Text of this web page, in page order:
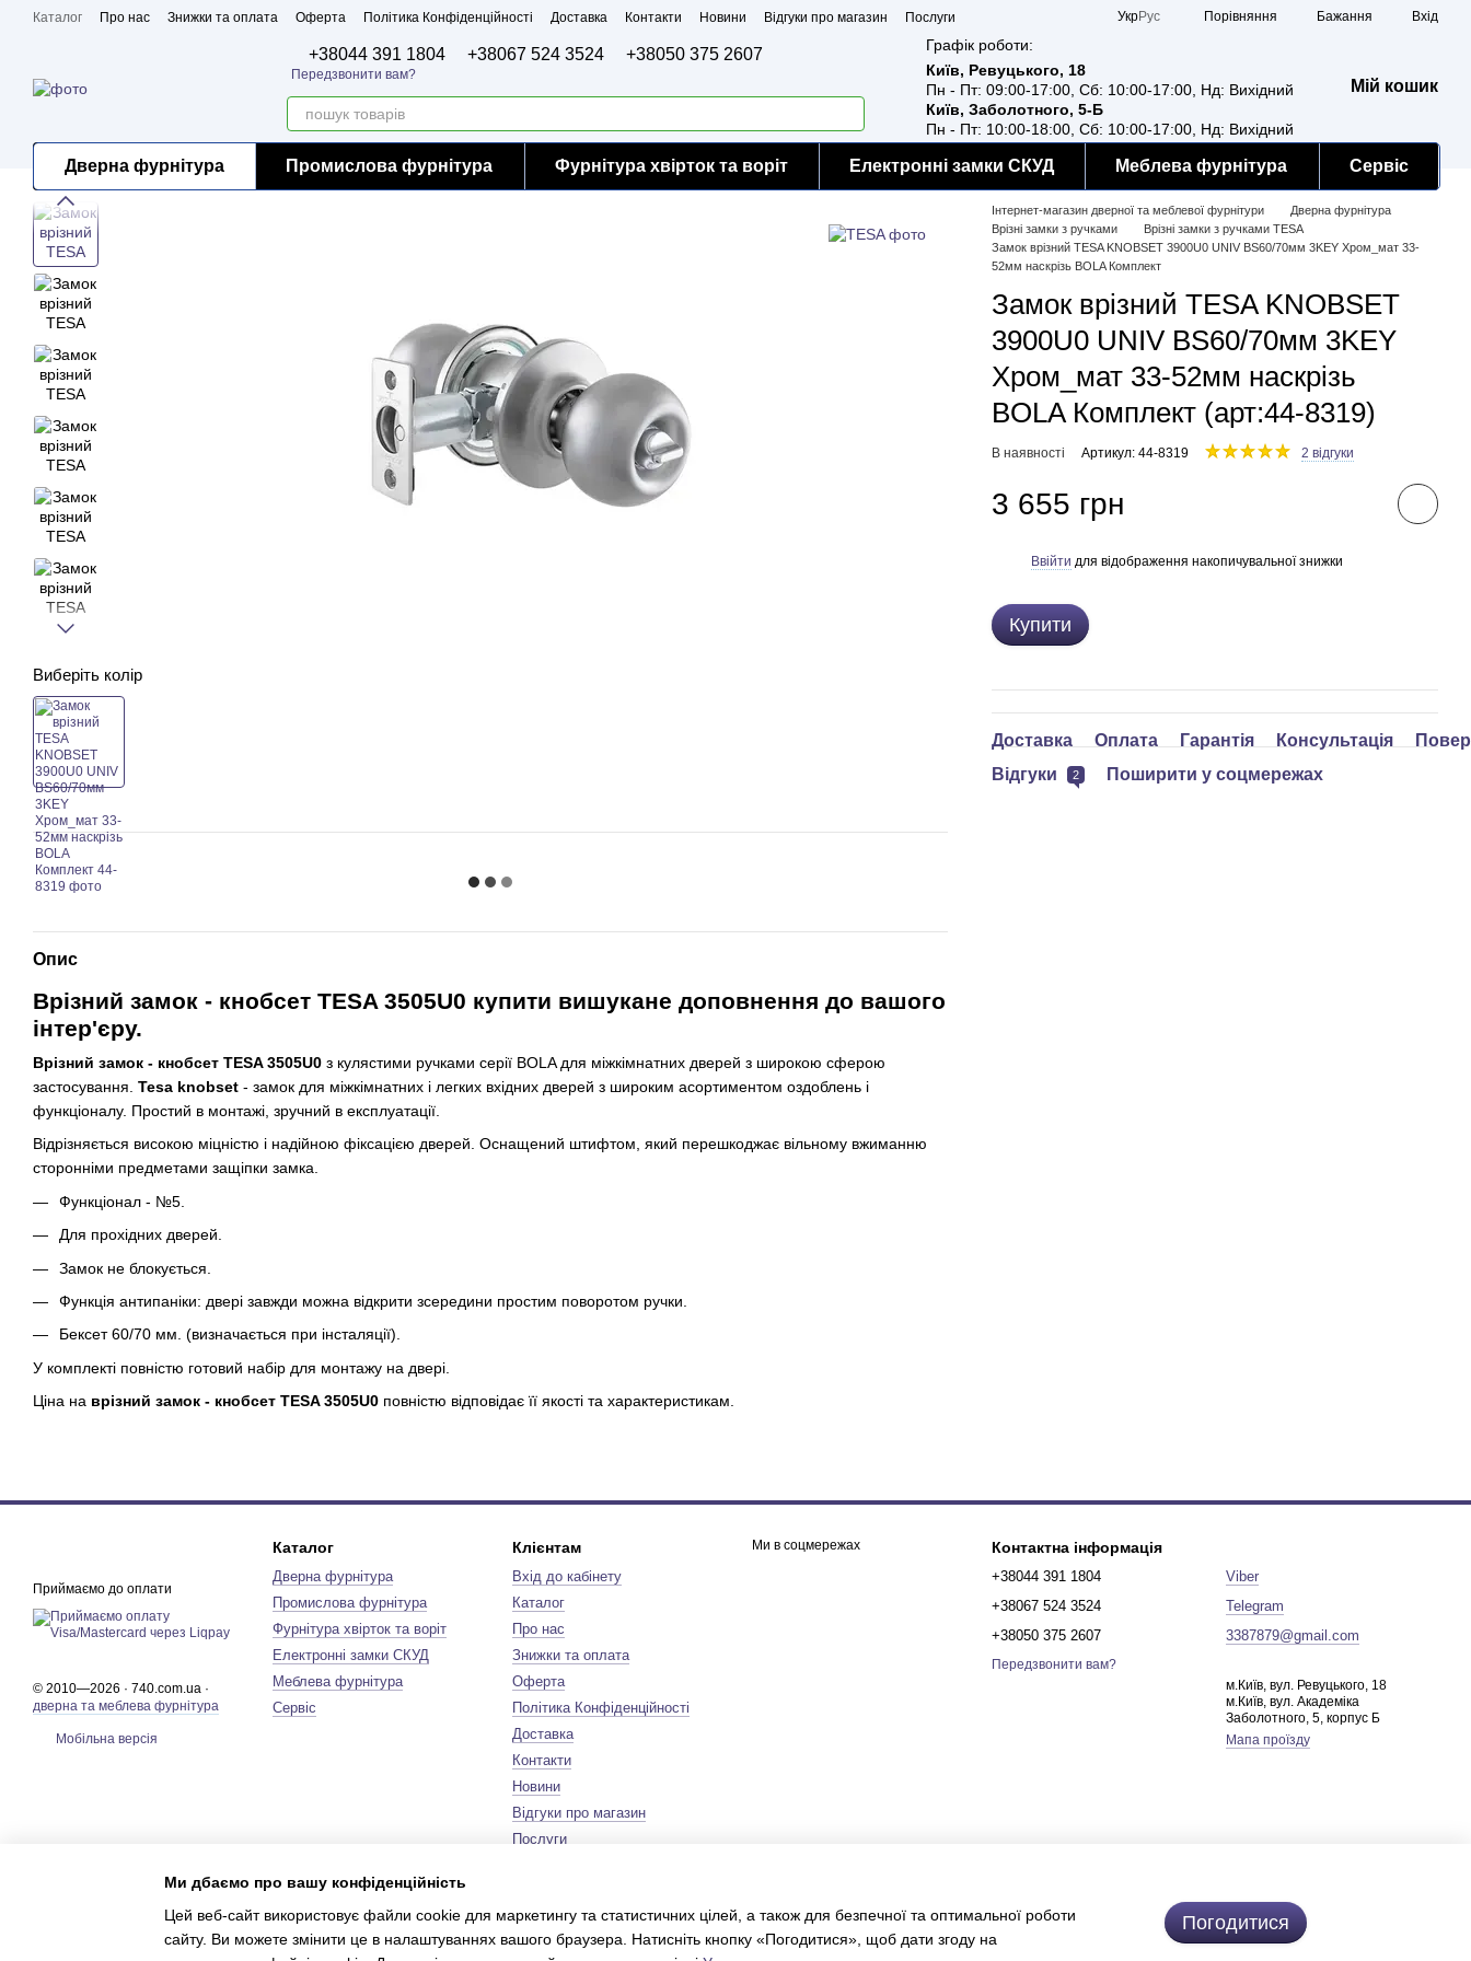
Перейти до основного контенту
Каталог Про нас Знижки та оплата Оферта Політика Конфіденційності Доставка Контакти Новини Відгуки про магазин
Послуги
УкрРус Порівняння Бажання Вхід
+38044 391 1804 +38067 524 3524 +38050 375 2607
Передзвонити вам?
Графік роботи:
Київ, Ревуцького, 18
Пн - Пт: 09:00-17:00, Сб: 10:00-17:00, Нд: Вихідний
Київ, Заболотного, 5-Б
Пн - Пт: 10:00-18:00, Сб: 10:00-17:00, Нд: Вихідний
Мій кошик
Дверна фурнітура Промислова фурнітура Фурнітура хвірток та воріт Електронні замки СКУД Меблева фурнітура Сервіс
Виберіть колір
Опис
Врізний замок - кнобсет TESA 3505U0 купити вишукане доповнення до вашого
інтер'єру.
Врізний замок - кнобсет TESA 3505U0 з кулястими ручками серії BOLA для міжкімнатних дверей з широкою сферою
застосування. Tesa knobset - замок для міжкімнатних і легких вхідних дверей з широким асортиментом оздоблень і
функціоналу. Простий в монтажі, зручний в експлуатації.
Відрізняється високою міцністю і надійною фіксацією дверей. Оснащений штифтом, який перешкоджає вільному вжиманню
сторонніми предметами защіпки замка.
Функціонал - №5.
Для прохідних дверей.
Замок не блокується.
Функція антипаніки: двері завжди можна відкрити зсередини простим поворотом ручки.
Бексет 60/70 мм. (визначається при інсталяції).
У комплекті повністю готовий набір для монтажу на двері.
Ціна на врізний замок - кнобсет TESA 3505U0 повністю відповідає її якості та характеристикам.
Інтернет-магазин дверної та меблевої фурнітури
Дверна фурнітура
Врізні замки з ручками
Врізні замки з ручками TESA
Замок врізний TESA KNOBSET 3900U0 UNIV BS60/70мм 3KEY Хром_мат 33-
52мм наскрізь BOLA Комплект
Замок врізний TESA KNOBSET
3900U0 UNIV BS60/70мм 3KEY
Хром_мат 33-52мм наскрізь
BOLA Комплект (арт:44-8319)
В наявності Артикул: 44-8319 2 відгуки
3 655 грн
Ввійти для відображення накопичувальної знижки
Купити
Доставка Оплата Гарантія Консультація
Відгуки
2 Поширити у соцмережах
Приймаємо до оплати
© 2010—2026 · 740.com.ua ·
дверна та меблева фурнітура
Мобільна версія
Каталог
Дверна фурнітура
Промислова фурнітура
Фурнітура хвірток та воріт
Електронні замки СКУД
Меблева фурнітура
Сервіс
Клієнтам
Вхід до кабінету
Каталог
Про нас
Знижки та оплата
Оферта
Політика Конфіденційності
Доставка
Контакти
Новини
Відгуки про магазин
Послуги
Сертифікати
Ми в соцмережах
Інтернет-магазин створений з
Контактна інформація
+38044 391 1804
+38067 524 3524
+38050 375 2607
Передзвонити вам?
Viber
Telegram
3387879@gmail.com
м.Київ, вул. Ревуцького, 18
м.Київ, вул. Академіка
Заболотного, 5, корпус Б
Мапа проїзду
Ми дбаємо про вашу конфіденційність
Цей веб-сайт використовує файли cookie для маркетингу та статистичних цілей, а також для безпечної та оптимальної роботи
сайту. Ви можете змінити це в налаштуваннях вашого браузера. Натисніть кнопку «Погодитися», щоб дати згоду на
Погодитися